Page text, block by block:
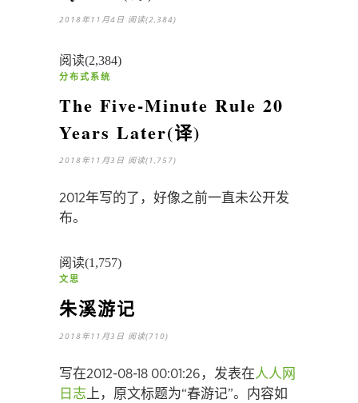
2018年11月4日 阅读(2,384)
阅读(2,384)
分布式系统
The Five-Minute Rule 20
Years Later(译)
2018年11月3日 阅读(1,757)
2012年写的了，好像之前一直未公开发
布。
阅读(1,757)
文思
朱溪游记
2018年11月3日 阅读(710)
写在2012-08-18 00:01:26，发表在人人网
日志 上，原文标题为“春游记”。内容如